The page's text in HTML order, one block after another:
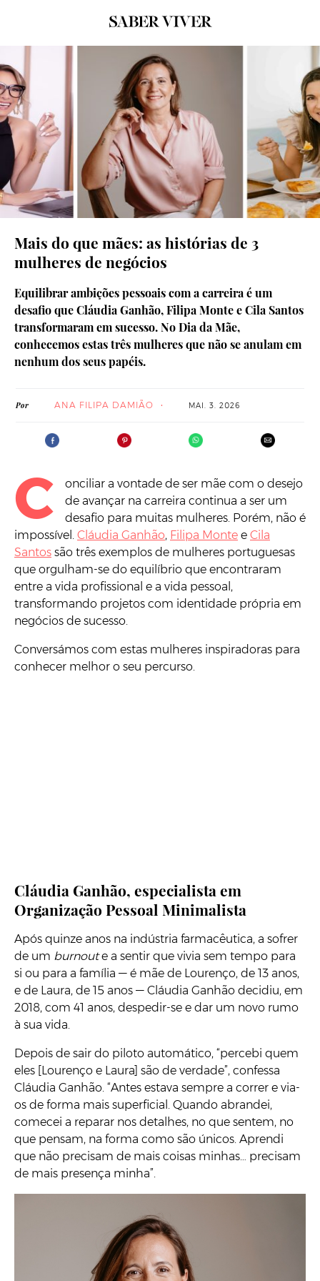
© D.R.
Mais do que mães: as histórias de 3
mulheres de negócios
Equilibrar ambições pessoais com a carreira é um
desafio que Cláudia Ganhão, Filipa Monte e Cila Santos
transformaram em sucesso. No Dia da Mãe,
conhecemos estas três mulheres que não se anulam em
nenhum dos seus papéis.
Por ANA FILIPA DAMIÃO MAI. 3. 2026
C
onciliar a vontade de ser mãe com o desejo
de avançar na carreira continua a ser um
desafio para muitas mulheres. Porém, não é
impossível. Cláudia Ganhão, Filipa Monte e Cila
Santos são três exemplos de mulheres portuguesas
que orgulham-se do equilíbrio que encontraram
entre a vida profissional e a vida pessoal,
transformando projetos com identidade própria em
negócios de sucesso.
Conversámos com estas mulheres inspiradoras para
conhecer melhor o seu percurso.
Cláudia Ganhão, especialista em
Organização Pessoal Minimalista
Após quinze anos na indústria farmacêutica, a sofrer
de um burnoute a sentir que vivia sem tempo para
si ou para a família — é mãe de Lourenço, de 13 anos,
e de Laura, de 15 anos — Cláudia Ganhão decidiu, em
2018, com 41 anos, despedir-se e dar um novo rumo
à sua vida.
Depois de sair do piloto automático, “percebi quem
eles [Lourenço e Laura] são de verdade”, confessa
Cláudia Ganhão. “Antes estava sempre a correr e via-
os de forma mais superficial. Quando abrandei,
comecei a reparar nos detalhes, no que sentem, no
que pensam, na forma como são únicos. Aprendi
que não precisam de mais coisas minhas… precisam
de mais presença minha”.